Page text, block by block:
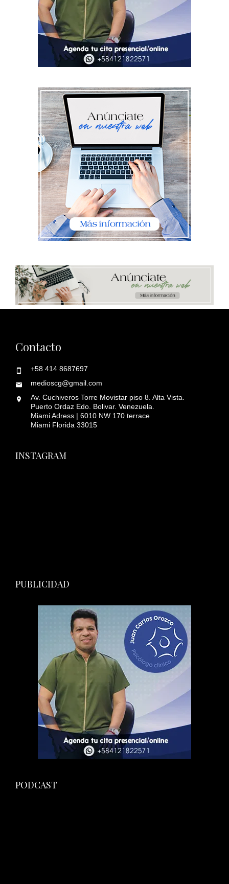
Contacto
+58 414 8687697
medioscg@gmail.com
Av. Cuchiveros Torre Movistar piso 8. Alta Vista.
Puerto Ordaz Edo. Bolivar. Venezuela.
Miami Adress | 6010 NW 170 terrace
Miami Florida 33015
INSTAGRAM
PUBLICIDAD
PODCAST